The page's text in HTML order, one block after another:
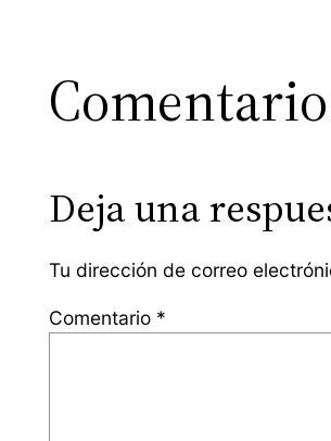
Deja una
Tu dirección de correo
Comentario *